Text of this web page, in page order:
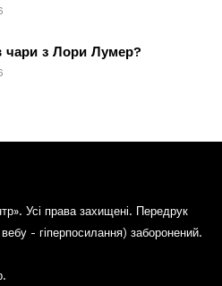
чари з Лори Лумер?
Усі права захищені. Передрук
- гіперпосилання) заборонений.